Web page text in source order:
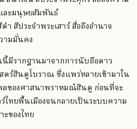
ละมนุษยสัมพันธ์
สีประจำพระเสาร์ สื่อถึงอำนาจ
ามมั่นคง
นี้มีรากฐานมาจากการนับถือดาว
ตร์ฮินดูโบราณ ซึ่งแพร่หลายเข้ามาใน
ของศาสนาพราหมณ์ฮินดู ก่อนที่จะ
ไทยพื้นเมืองจนกลายเป็นระบบความ
ของไทย